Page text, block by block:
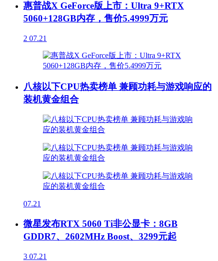
惠普战X GeForce版上市：Ultra 9+RTX
5060+128GB内存，售价5.4999万元
2 07.21
八核以下CPU热卖榜单 兼顾功耗与游戏响应的
装机黄金组合
07.21
微星发布RTX 5060 Ti非公显卡：8GB
GDDR7、2602MHz Boost、3299元起
3 07.21